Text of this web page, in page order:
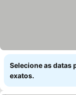
Selecione as datas
exatos.